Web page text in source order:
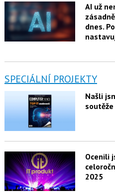
AI už
dnes.
SPECIÁLNÍ PROJEKTY
Našli
Ocenili
2025